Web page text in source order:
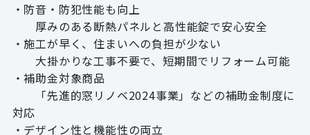
・防音・防犯性能も向上
厚みのある断熱パネルと高性能錠で安心安全
・施工が早く、住まいへの負担が少ない
大掛かりな工事不要で、短期間でリフォーム可能
・補助金対象商品
「先進的窓リノベ2024事業」などの補助金制度に
対応
・デザイン性と機能性の両立